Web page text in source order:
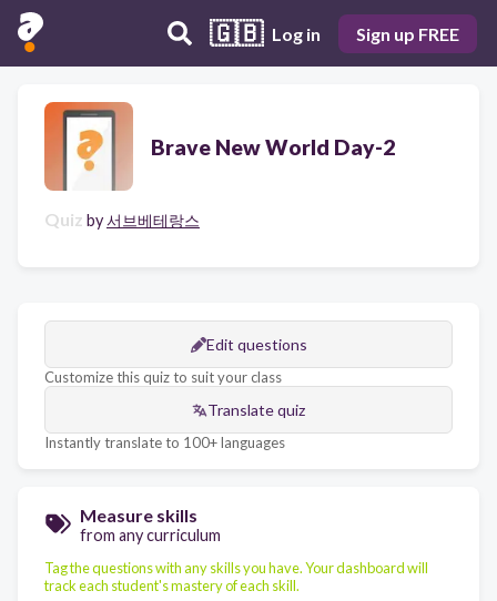
🇬🇧 Log in Sign up FREE
Brave New World Day-2
Quiz by서브베테랑스
Edit questions
Customize this quiz to suit your class
Translate quiz
Instantly translate to 100+ languages
Measure skills
from any curriculum
Tag the questions with any skills you have. Your dashboard will
track each student's mastery of each skill.